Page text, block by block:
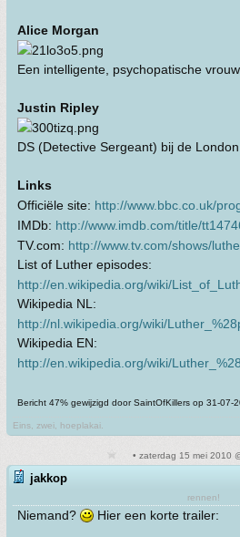
Alice Morgan
Een intelligente, psychopatische vrouw.
Justin Ripley
DS (Detective Sergeant) bij de
Links
Officiële site: http://www.bbc.co.uk/
IMDb: http://www.imdb.com/title/
TV.com: http://www.tv.com/shows/
List of Luther episodes:
http://en.wikipedia.org/wiki/
Wikipedia NL:
http://nl.wikipedia.org/wiki/
Wikipedia EN:
http://en.wikipedia.org/wiki/
Bericht 47% gewijzigd door SaintOfKillers op 31-07-
Eins, zwei, hoeplakai.
• zaterdag 15 mei 2010
jakkop
rennen!
Niemand? Hier een korte trailer: